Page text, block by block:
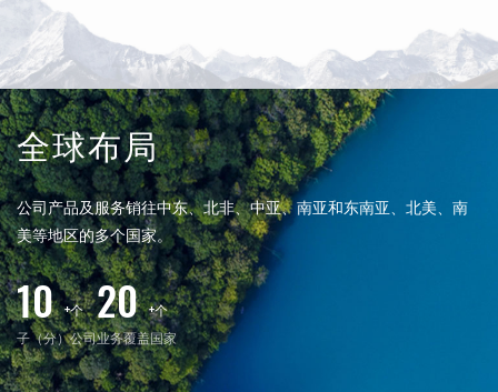
军
全球布局
公司产品及服务销往中东、北非、中亚、南亚和东南亚、北美、南
美等地区的多个国家。
10 +个
子（分）公司
20 +个
业务覆盖国家